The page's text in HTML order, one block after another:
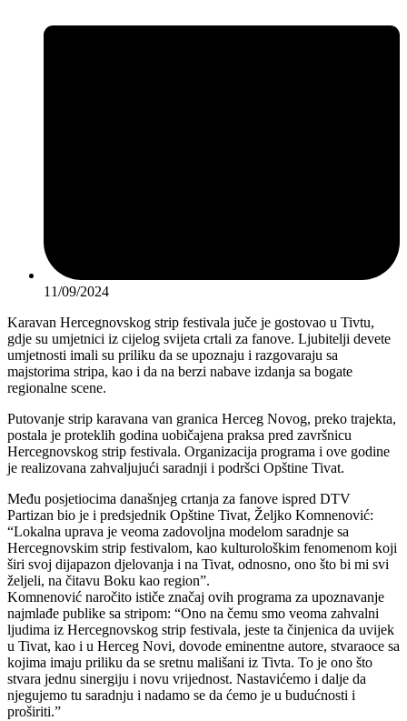
11/09/2024
Karavan Hercegnovskog strip festivala juče je gostovao u Tivtu,
gdje su umjetnici iz cijelog svijeta crtali za fanove. Ljubitelji devete
umjetnosti imali su priliku da se upoznaju i razgovaraju sa
majstorima stripa, kao i da na berzi nabave izdanja sa bogate
regionalne scene.
Putovanje strip karavana van granica Herceg Novog, preko trajekta,
postala je proteklih godina uobičajena praksa pred završnicu
Hercegnovskog strip festivala. Organizacija programa i ove godine
je realizovana zahvaljujući saradnji i podršci Opštine Tivat.
Među posjetiocima današnjeg crtanja za fanove ispred DTV
Partizan bio je i predsjednik Opštine Tivat, Željko Komnenović:
“Lokalna uprava je veoma zadovoljna modelom saradnje sa
Hercegnovskim strip festivalom, kao kulturološkim fenomenom koji
širi svoj dijapazon djelovanja i na Tivat, odnosno, ono što bi mi svi
željeli, na čitavu Boku kao region”.
Komnenović naročito ističe značaj ovih programa za upoznavanje
najmlađe publike sa stripom: “Ono na čemu smo veoma zahvalni
ljudima iz Hercegnovskog strip festivala, jeste ta činjenica da uvijek
u Tivat, kao i u Herceg Novi, dovode eminentne autore, stvaraoce sa
kojima imaju priliku da se sretnu mališani iz Tivta. To je ono što
stvara jednu sinergiju i novu vrijednost. Nastavićemo i dalje da
njegujemo tu saradnju i nadamo se da ćemo je u budućnosti i
proširiti.”